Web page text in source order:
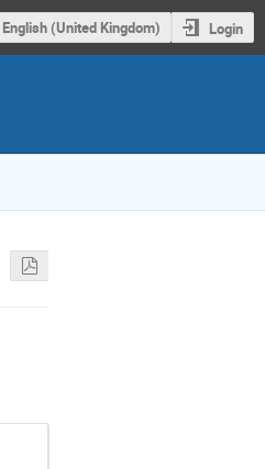
English (United Kingdom) Login